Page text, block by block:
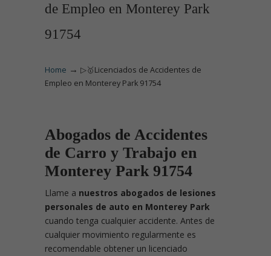
de Empleo en Monterey Park
91754
Home → ▷🥇Licenciados de Accidentes de
Empleo en Monterey Park 91754
Abogados de Accidentes
de Carro y Trabajo en
Monterey Park 91754
Llame a nuestros abogados de lesiones
personales de auto en Monterey Park
cuando tenga cualquier accidente. Antes de
cualquier movimiento regularmente es
recomendable obtener un licenciado